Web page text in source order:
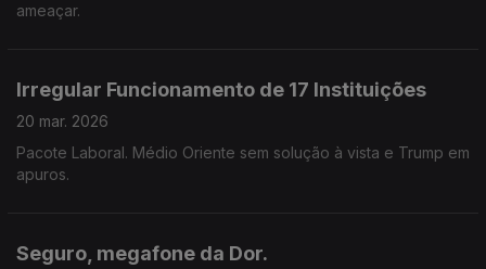
ameaçar.
Irregular Funcionamento de 17 Instituições
20 mar. 2026
Pacote Laboral. Médio Oriente sem solução à vista e Trump em
apuros.
Seguro, megafone da Dor.